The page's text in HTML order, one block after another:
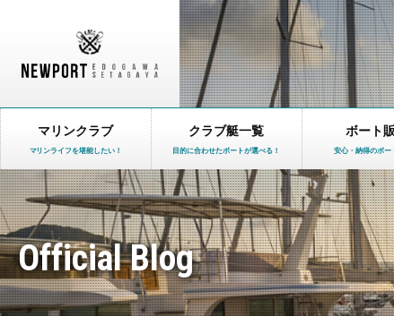
マリンクラブ
マリンライフを堪能したい！
クラブ艇一覧
目的に合わせたボートが選べる！
ボート
安心・納得のボー
Official Blog